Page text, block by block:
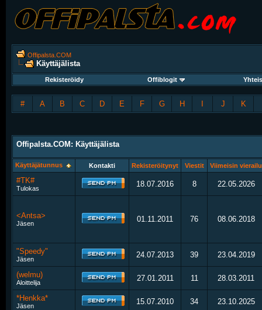
Offipalsta.COM
Käyttäjälista
Rekisteröidy Offiblogit
# A B C D E F G H J K
Offipalsta.COM: Käyttäjälista
Käyttäjätunnus Kontakti Rekisteröitynyt Viestit Viimeisin vierailu
#TK#
Tulokas 18.07.2016 8 22.05.2026
<Antsa>
Jäsen 01.11.2011 76 08.06.2018
"Speedy"
Jäsen 24.07.2013 39 23.04.2019
(welmu)
Aloittelija 27.01.2011 11 28.03.2011
*Henkka*
Jäsen 15.07.2010 34 23.10.2025